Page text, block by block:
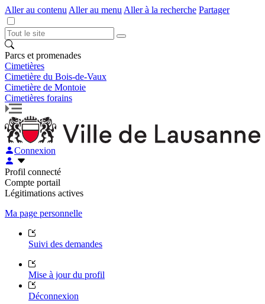
Aller au contenu Aller au menu Aller à la recherche Partager
Parcs et promenades
Cimetières
Cimetière du Bois-de-Vaux
Cimetière de Montoie
Cimetières forains
Connexion
Profil connecté
Compte portail
Légitimations actives
Ma page personnelle
Suivi des demandes
Mise à jour du profil
Déconnexion